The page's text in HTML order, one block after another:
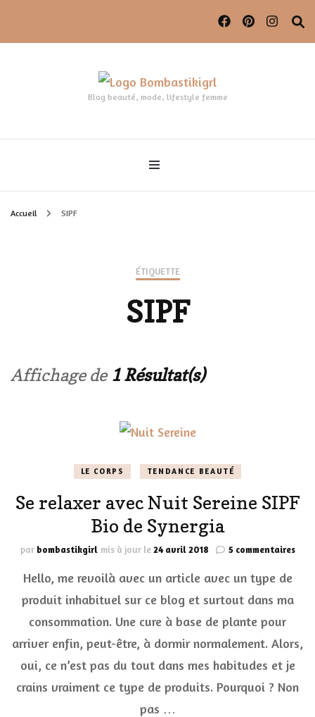
Blog beauté, mode, lifestyle femme
Accueil SIPF
ÉTIQUETTE
SIPF
Affichage de 1 Résultat(s)
LE CORPS TENDANCE BEAUTÉ
Se relaxer avec Nuit Sereine SIPF
Bio de Synergia
par bombastikgirl mis à jour le24 avril 2018 5 commentairessur
Bio
de
Hello, me revoilà avec un article avec un type de
produit inhabituel sur ce blog et surtout dans ma
consommation. Une cure à base de plante pour
arriver enfin, peut-être, à dormir normalement. Alors,
oui, ce n’est pas du tout dans mes habitudes et je
crains vraiment ce type de produits. Pourquoi ? Non
pas …